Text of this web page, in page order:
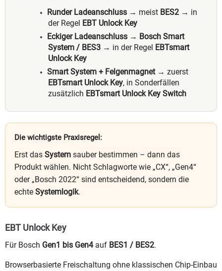
Runder Ladeanschluss → meist BES2 → in
der Regel EBT Unlock Key
Eckiger Ladeanschluss → Bosch Smart
System / BES3 → in der Regel EBTsmart
Unlock Key
Smart System + Felgenmagnet→ zuerst
EBTsmart Unlock Key, in Sonderfällen
zusätzlich EBTsmart Unlock Key Switch
Die wichtigste Praxisregel:
Erst das System sauber bestimmen – dann das
Produkt wählen. Nicht Schlagworte wie „CX“, „Gen4“
oder „Bosch 2022“ sind entscheidend, sondern die
echte Systemlogik.
EBT Unlock Key
Für Bosch Gen1 bis Gen4auf BES1 / BES2.
Browserbasierte Freischaltung ohne klassischen Chip-Einbau